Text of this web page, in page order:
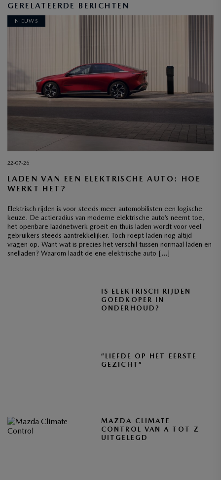
GERELATEERDE BERICHTEN
NIEUWS
22-07-26
LADEN VAN EEN ELEKTRISCHE AUTO: HOE
WERKT HET?
Elektrisch rijden is voor steeds meer automobilisten een logische
keuze. De actieradius van moderne elektrische auto’s neemt toe,
het openbare laadnetwerk groeit en thuis laden wordt voor veel
gebruikers steeds aantrekkelijker. Toch roept laden nog altijd
vragen op. Want wat is precies het verschil tussen normaal laden en
snelladen? Waarom laadt de ene elektrische auto […]
IS ELEKTRISCH RIJDEN
GOEDKOPER IN
ONDERHOUD?
“LIEFDE OP HET EERSTE
GEZICHT”
MAZDA CLIMATE
CONTROL VAN A TOT Z
UITGELEGD